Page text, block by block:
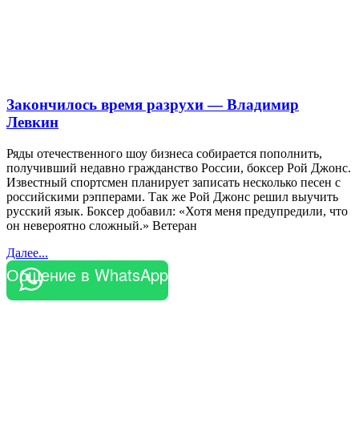
Закончилось время разрухи — Владимир
Левкин
Ряды отечественного шоу бизнеса собирается пополнить,
получивший недавно гражданство России, боксер Рой Джонс.
Известный спортсмен планирует записать несколько песен с
российскими рэпперами. Так же Рой Джонс решил выучить
русский язык. Боксер добавил: «Хотя меня предупредили, что
он невероятно сложный.» Ветеран
Далее...
Общение в WhatsApp